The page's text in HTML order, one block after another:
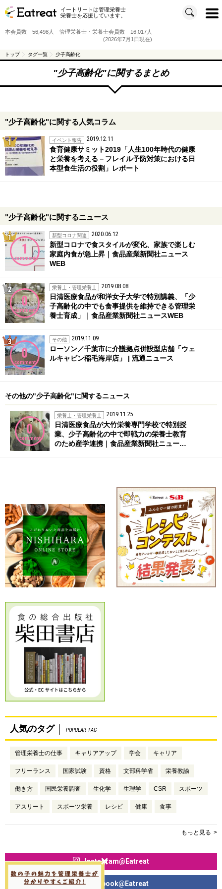
イートリートは管理栄養士
栄養士を応援しています。
t
o
i
o
本会員数 56,498人 管理栄養士・栄養士会員数 16,017人
(2026年7月1日現在)
トップ タグ一覧 少子高齢化
"少子高齢化"に関するまとめ
"少子高齢化"に関する人気コラム
イベント報告 2019.12.11
食育健康サミット2019「人生100年時代の健康
と栄養を考える－フレイル予防対策における日
本型食生活の役割」レポート
1位
"少子高齢化"に関するニュース
1
comment
新型コロナ関連 2020.06.12
新型コロナで食スタイルが変化、家族で楽しむ
家庭内食が急上昇｜食品産業新聞社ニュース
WEB
1位
0
comment
栄養士・管理栄養士 2019.08.08
日清医療食品が和洋女子大学で特別講義、「少
子高齢化の中でも食事提供を維持できる管理栄
養士育成」｜食品産業新聞社ニュースWEB
2位
0
comment
その他 2019.11.09
ローソン／千葉市に介護拠点併設型店舗「ウェ
ルキャビン稲毛海岸店」 | 流通ニュース
3位
その他の"少子高齢化"に関するニュース
0
comment
栄養士・管理栄養士 2019.11.25
日清医療食品が大竹栄養専門学校で特別授
業、少子高齢化の中で即戦力の栄養士教育
のため産学連携｜食品産業新聞社ニュー…
人気のタグ POPULAR TAG
管理栄養士の仕事 キャリアアップ 学会 キャリア
フリーランス 国家試験 資格 文部科学省 栄養教諭
働き方 国民栄養調査 生化学 生理学 CSR スポーツ
アスリート スポーツ栄養 レシピ 健康 食事
もっと見る
Instagram@Eatreat
Facebook@Eatreat